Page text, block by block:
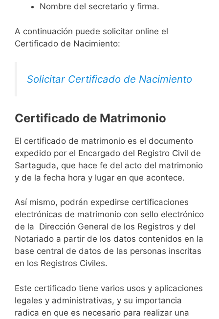
Nombre del secretario y firma.
A continuación puede solicitar online el
Certificado de Nacimiento:
Solicitar Certificado de Nacimiento
Certificado de Matrimonio
El certificado de matrimonio es el documento
expedido por el Encargado del Registro Civil de
Sartaguda, que hace fe del acto del matrimonio
y de la fecha hora y lugar en que acontece.
Así mismo, podrán expedirse certificaciones
electrónicas de matrimonio con sello electrónico
de la Dirección General de los Registros y del
Notariado a partir de los datos contenidos en la
base central de datos de las personas inscritas
en los Registros Civiles.
Este certificado tiene varios usos y aplicaciones
legales y administrativas, y su importancia
radica en que es necesario para realizar una